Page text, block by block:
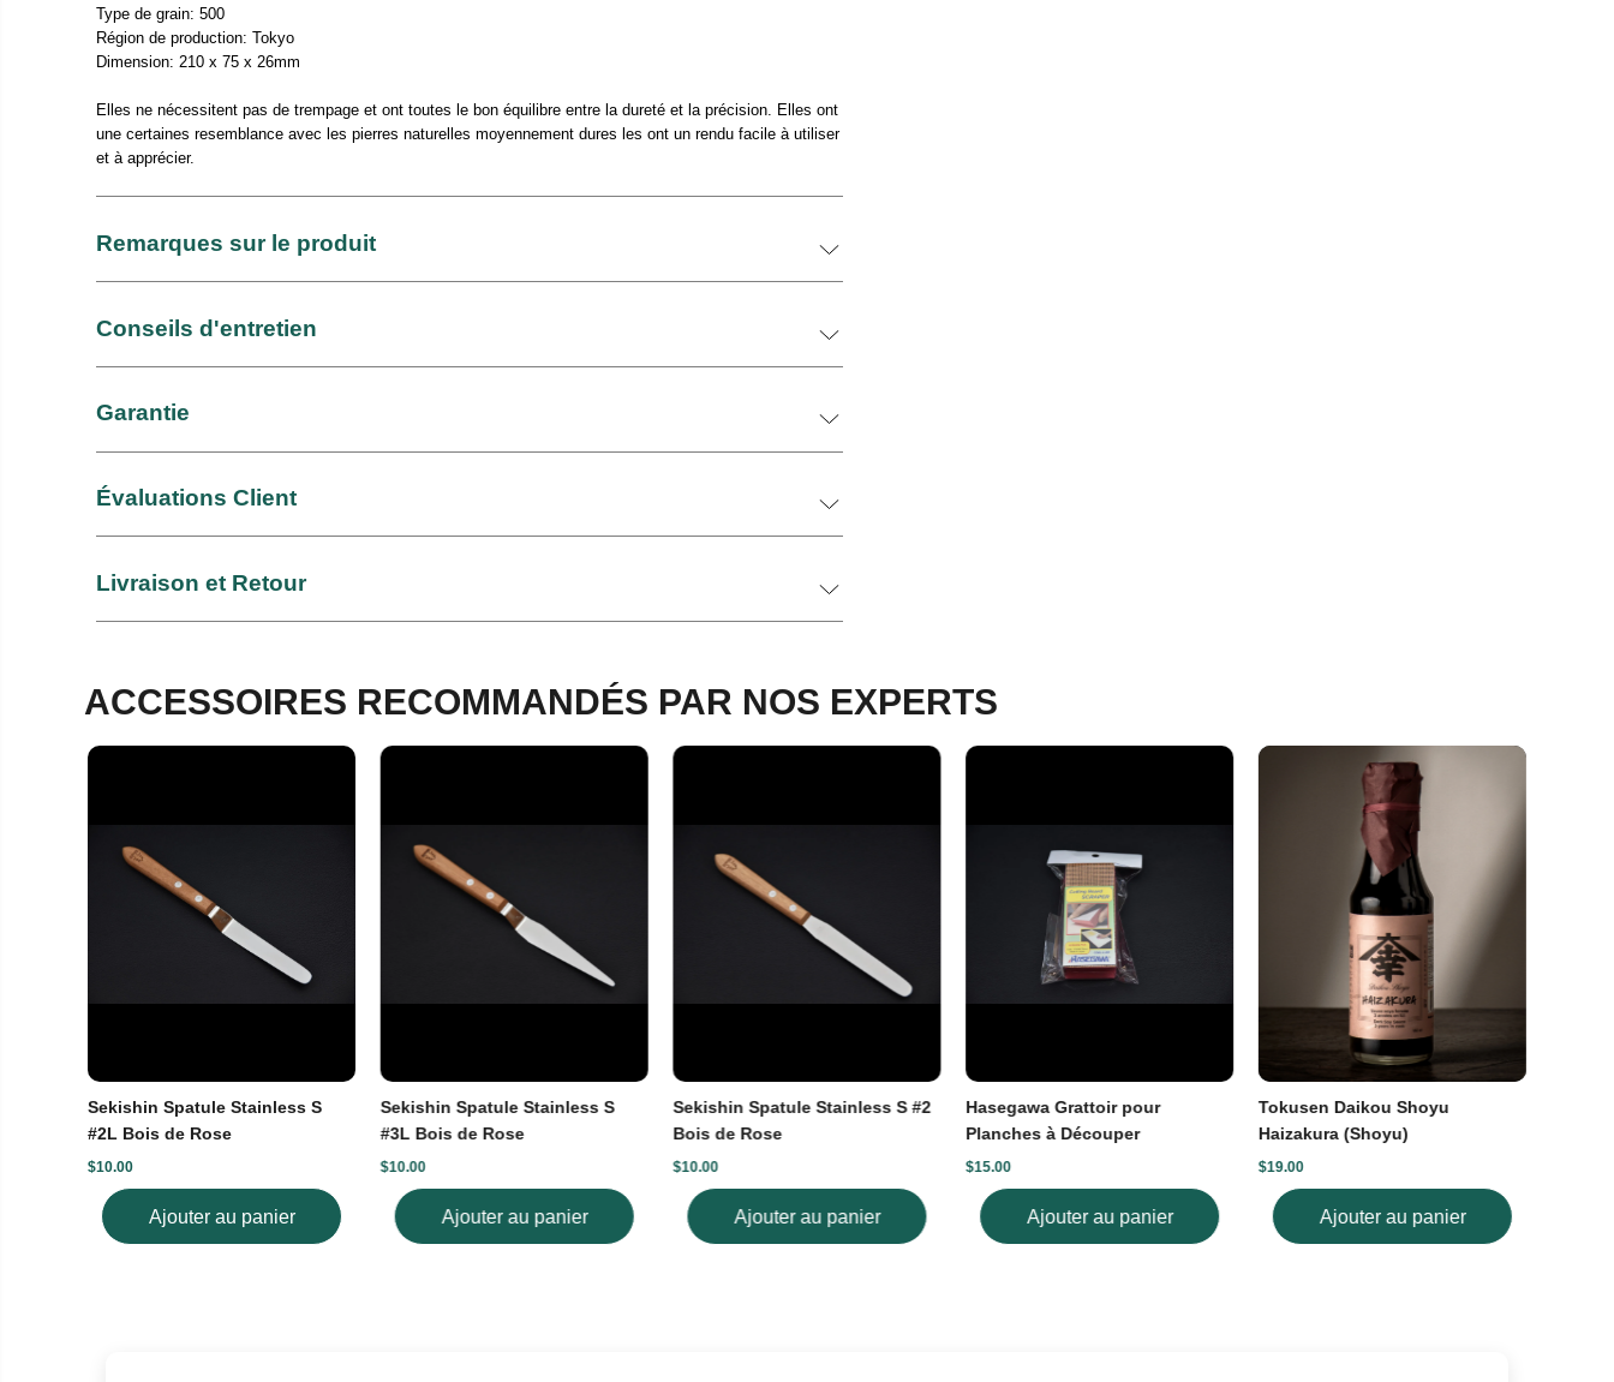
Type de grain: 500
Région de production: Tokyo
Dimension: 210 x 75 x 26mm
Elles ne nécessitent pas de trempage et ont toutes le bon équilibre entre la dureté et la précision. Elles ont
une certaines resemblance avec les pierres naturelles moyennement dures les ont un rendu facile à utiliser
et à apprécier.
Remarques sur le produit
Conseils d'entretien
Garantie
Évaluations Client
Livraison et Retour
ACCESSOIRES RECOMMANDÉS PAR NOS EXPERTS
Sekishin Spatule Stainless S
#2L Bois de Rose
$10.00
Ajouter au panier
Sekishin Spatule Stainless S
#3L Bois de Rose
$10.00
Ajouter au panier
Sekishin Spatule Stainless S #2
Bois de Rose
$10.00
Ajouter au panier
Hasegawa Grattoir pour
Planches à Découper
$15.00
Ajouter au panier
Tokusen Daikou Shoyu
Haizakura (Shoyu)
$19.00
Ajouter au panier
RÉSERVEZ VOTRE COUTEAU
du prochain jour ouvrable.